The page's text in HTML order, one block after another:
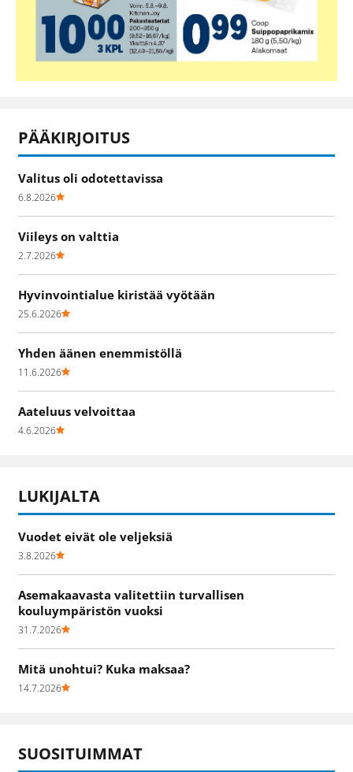
PÄÄKIRJOITUS
Valitus oli odotettavissa
6.8.2026
Viileys on valttia
2.7.2026
Hyvinvointialue kiristää vyötään
25.6.2026
Yhden äänen enemmistöllä
11.6.2026
Aateluus velvoittaa
4.6.2026
LUKIJALTA
Vuodet eivät ole veljeksiä
3.8.2026
Asemakaavasta valitettiin turvallisen
kouluympäristön vuoksi
31.7.2026
Mitä unohtui? Kuka maksaa?
14.7.2026
SUOSITUIMMAT